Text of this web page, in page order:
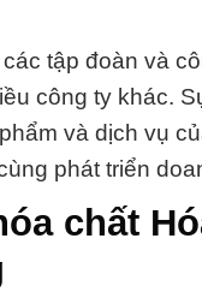
tập đoàn và
công ty khác.
và dịch vụ
phát triển
chất